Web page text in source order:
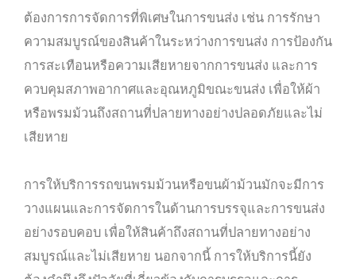
ต้องการการจัดการที่พิเศษในการขนส่ง เช่น การรักษา
ความสมบูรณ์ของสินค้าในระหว่างการขนส่ง การป้องกัน
การสะเทือนหรือความเสียหายจากการขนส่ง และการ
ควบคุมสภาพอากาศและอุณหภูมิขณะขนส่ง เพื่อให้ผ้า
หรือพรมม้วนถึงสถานที่ปลายทางอย่างปลอดภัยและไม่
เสียหาย
การให้บริการรถขนพรมม้วนหรือขนผ้าม้วนมักจะมีการ
วางแผนและการจัดการในด้านการบรรจุและการขนส่ง
อย่างรอบคอบ เพื่อให้สินค้าถึงสถานที่ปลายทางอย่าง
สมบูรณ์และไม่เสียหาย นอกจากนี้ การให้บริการนี้ยัง